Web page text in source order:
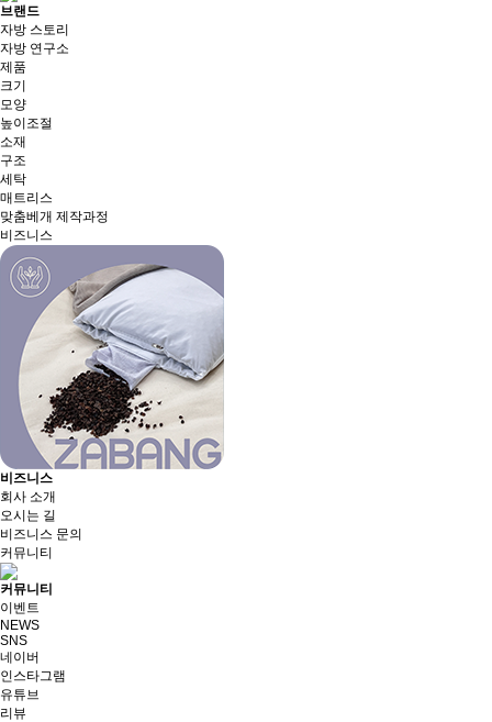
브랜드
자방 스토리
자방 연구소
제품
크기
모양
높이조절
소재
구조
세탁
매트리스
맞춤베개 제작과정
비즈니스
비즈니스
회사 소개
오시는 길
비즈니스 문의
커뮤니티
커뮤니티
이벤트
NEWS
SNS
네이버
인스타그램
유튜브
리뷰